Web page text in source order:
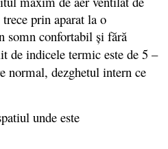
prin aparat la o
somn confortabil şi fără
de indicele termic este de 5 –
normal, dezghetul intern ce
unde este